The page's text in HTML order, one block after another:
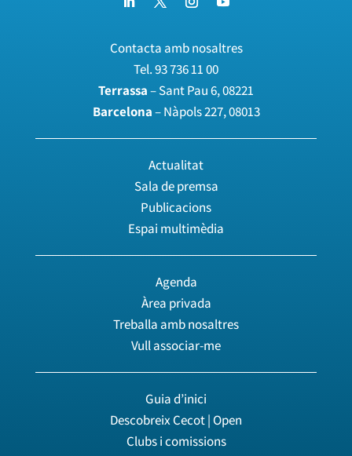
Contacta amb nosaltres
Tel.93 736 11 00
Terrassa– Sant Pau 6, 08221
Barcelona– Nàpols 227, 08013
Actualitat
Sala de premsa
Publicacions
Espai multimèdia
Agenda
Àrea privada
Treballa amb nosaltres
Vull associar-me
Guia d’inici
Descobreix Cecot | Open
Clubs i comissions